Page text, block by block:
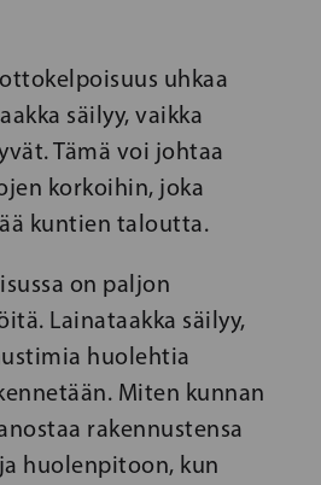
uhkaa
säilyy, vaikka
Tämä voi johtaa
korkoihin, joka
kuntien taloutta.
on paljon
Lainataakka säilyy,
huolehtia
Miten kunnan
rakennustensa
huolenpitoon, kun